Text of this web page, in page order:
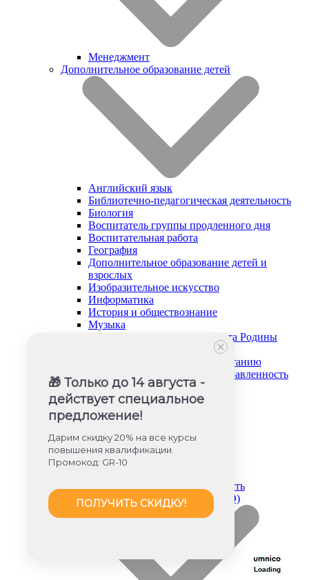
Менеджмент
Дополнительное образование детей
Английский язык
Библиотечно-педагогическая деятельность
Биология
Воспитатель группы продленного дня
Воспитательная работа
География
Дополнительное образование детей и
взрослых
Изобразительное искусство
Информатика
История и обществознание
Музыка
Основы безопасности и защита Родины
Русский язык и литература
Советник директора по воспитанию
Социально-гуманитарная направленность
Социальный педагог
Техническая направленность
Труд (технология)
Туризм и краеведение
Тьюторское сопровождение
Физика
Физическое воспитание
Художественная направленность
Дошкольное образование (ФГОС ДО)
Loading
🎁 Только до 14 августа -
действует специальное
предложение!
Дарим скидку 20% на все курсы
повышения квалификации.
Промокод: GR-10
ПОЛУЧИТЬ СКИДКУ!